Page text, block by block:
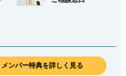
ンバー特典を詳しく見る